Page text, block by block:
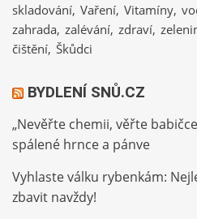
skladování Vaření Vitamíny
zahrada zalévání zdraví
čištění Škůdci
BYDLENÍ SNŮ.CZ
„Nevěřte chemii, věřte
spálené hrnce a pánve
Vyhlaste válku rybenkám:
zbavit navždy!